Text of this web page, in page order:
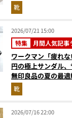
靴
2026/07/21 15:00
特集 月間人気記事
ワークマン「疲れ
円の極上サンダル
無印良品の夏の最
記事ランキングベ
靴
2026/07/16 22:00